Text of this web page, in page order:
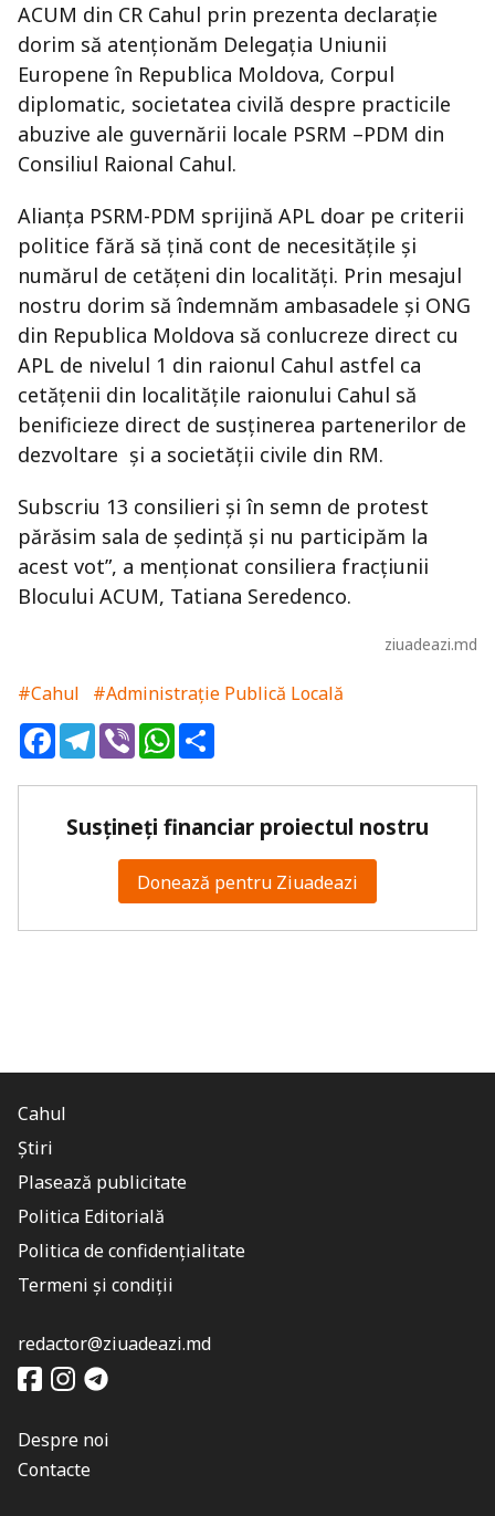
ACUM din CR Cahul prin prezenta declarație
dorim să atenționăm Delegația Uniunii
Europene în Republica Moldova, Corpul
diplomatic, societatea civilă despre practicile
abuzive ale guvernării locale PSRM –PDM din
Consiliul Raional Cahul.
Alianța PSRM-PDM sprijină APL doar pe criterii
politice fără să țină cont de necesitățile și
numărul de cetățeni din localități. Prin mesajul
nostru dorim să îndemnăm ambasadele și ONG
din Republica Moldova să conlucreze direct cu
APL de nivelul 1 din raionul Cahul astfel ca
cetățenii din localitățile raionului Cahul să
benificieze direct de susținerea partenerilor de
dezvoltare și a societății civile din RM.
Subscriu 13 consilieri și în semn de protest
părăsim sala de ședință și nu participăm la
acest vot”, a menționat consiliera fracțiunii
Blocului ACUM, Tatiana Seredenco.
ziuadeazi.md
#Cahul
#Administrație Publică Locală
FacebookTelegram
ViberWhatsApp
Susțineți financiar proiectul nostru
Donează pentru Ziuadeazi
Cahul
Știri
Plasează publicitate
Politica Editorială
Politica de confidențialitate
Termeni și condiții
redactor@ziuadeazi.md
Despre noi
Contacte